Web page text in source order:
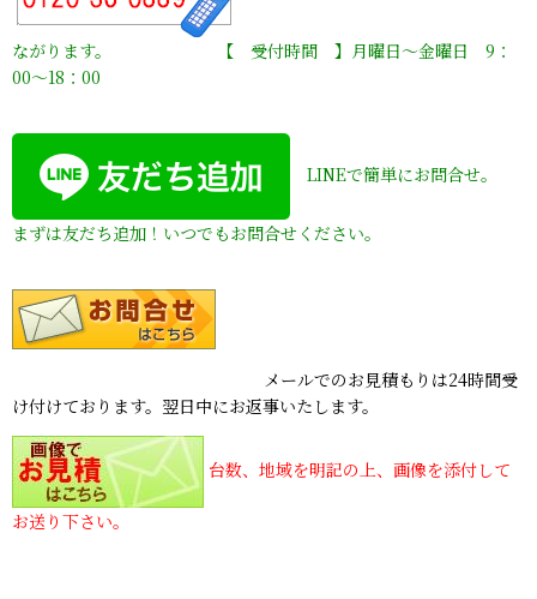
ながります。 【 受付時間 】月曜日〜金曜日 9：
00〜18：00
LINEで簡単にお問合せ。
まずは友だち追加！いつでもお問合せください。
メールでのお見積もりは24時間受
け付けております。翌日中にお返事いたします。
台数、地域を明記の上、画像を添付して
お送り下さい。